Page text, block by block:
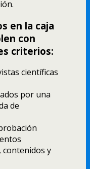
en la caja
con
criterios:
científicas
por una
de
contenidos y